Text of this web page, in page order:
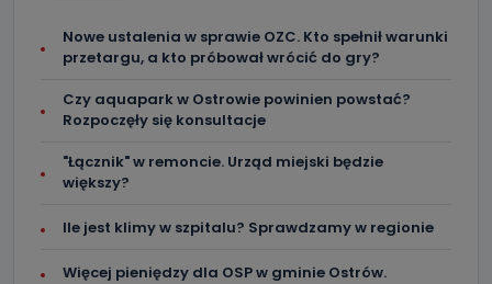
przekazuje Państwa danych osobowych podmiotom
procesach zautomatyzowanego profilowania.
przekazanymi nam danymi?
mają Państwo prawo do żądania od Telewizji Kablowa
Pro-Art z siedzibą w miejscowości Ostrów Wielkopolski (63-
400) przy ul. Wolności 19 dostępu do danych osobowych
ograniczenia ich przetwarzania oraz prawo wniesienia
Nowe ustalenia w sprawie OZC. Kto spełnił warunki
przetargu, a kto próbował wrócić do gry?
Czy aquapark w Ostrowie powinien powstać?
Rozpoczęły się konsultacje
"Łącznik" w remoncie. Urząd miejski będzie
większy?
Ile jest klimy w szpitalu? Sprawdzamy w regionie
Więcej pieniędzy dla OSP w gminie Ostrów.